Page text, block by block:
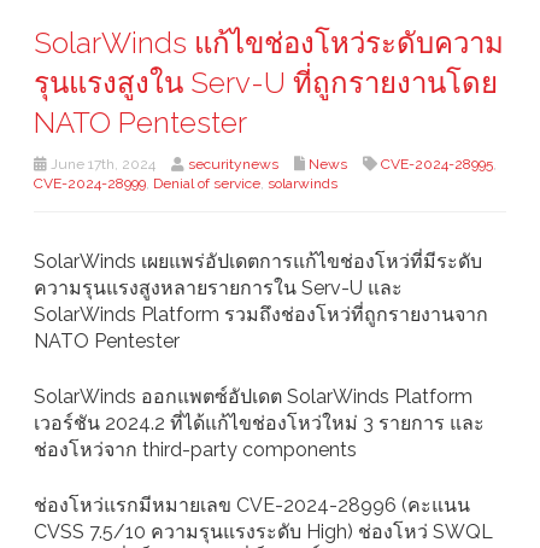
SolarWinds แก้ไขช่องโหว่ระดับความ
รุนแรงสูงใน Serv-U ที่ถูกรายงานโดย
NATO Pentester
June 17th, 2024 securitynews News CVE-2024-28995,
CVE-2024-28999, Denial of service, solarwinds
SolarWinds เผยแพร่อัปเดตการแก้ไขช่องโหว่ที่มีระดับ
ความรุนแรงสูงหลายรายการใน Serv-U และ
SolarWinds Platform รวมถึงช่องโหว่ที่ถูกรายงานจาก
NATO Pentester
SolarWinds ออกแพตซ์อัปเดต SolarWinds Platform
เวอร์ชัน 2024.2 ที่ได้แก้ไขช่องโหว่ใหม่ 3 รายการ และ
ช่องโหว่จาก third-party components
ช่องโหว่แรกมีหมายเลข CVE-2024-28996 (คะแนน
CVSS 7.5/10 ความรุนแรงระดับ High) ช่องโหว่ SWQL